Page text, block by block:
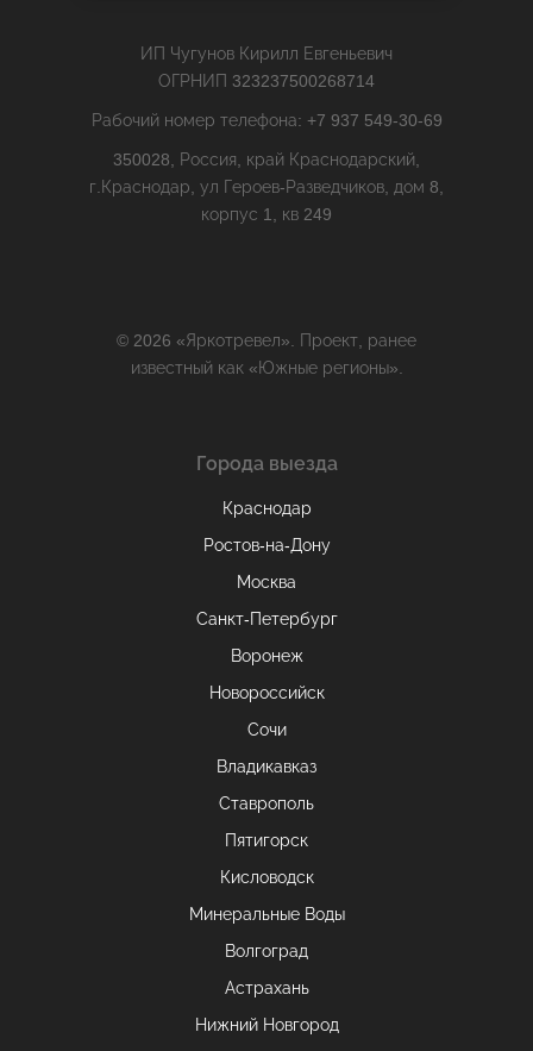
ИП Чугунов Кирилл Евгеньевич
ОГРНИП 323237500268714
Рабочий номер телефона: +7 937 549-30-69
350028, Россия, край Краснодарский,
г.Краснодар, ул Героев-Разведчиков, дом 8,
корпус 1, кв 249
© 2026 «Яркотревел». Проект, ранее
известный как «Южные регионы».
Города выезда
Краснодар
Ростов-на-Дону
Москва
Санкт-Петербург
Воронеж
Новороссийск
Сочи
Владикавказ
Ставрополь
Пятигорск
Кисловодск
Минеральные Воды
Волгоград
Астрахань
Нижний Новгород